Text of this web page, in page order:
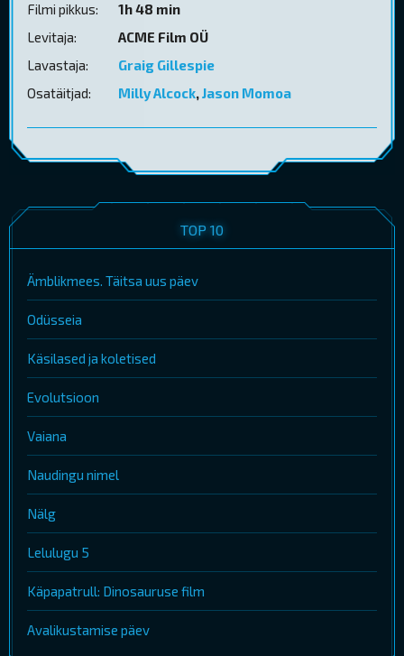
Filmi pikkus:
1h 48 min
Levitaja:
ACME Film OÜ
Lavastaja:
Graig Gillespie
Osatäitjad:
Milly Alcock,Jason Momoa
TOP 10
Ämblikmees. Täitsa uus päev
Odüsseia
Käsilased ja koletised
Evolutsioon
Vaiana
Naudingu nimel
Nälg
Lelulugu 5
Käpapatrull: Dinosauruse film
Avalikustamise päev